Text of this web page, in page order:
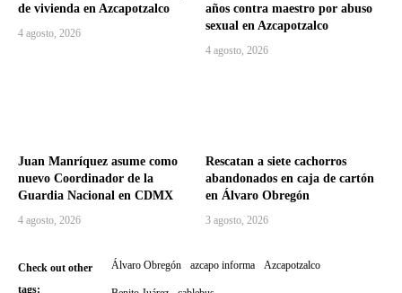
de vivienda en Azcapotzalco
4 agosto, 2026
años contra maestro por abuso
sexual en Azcapotzalco
4 agosto, 2026
Juan Manríquez asume como
nuevo Coordinador de la
Guardia Nacional en CDMX
4 agosto, 2026
Rescatan a siete cachorros
abandonados en caja de cartón
en Álvaro Obregón
3 agosto, 2026
Check out other
tags:
Álvaro Obregón azcapo informa Azcapotzalco